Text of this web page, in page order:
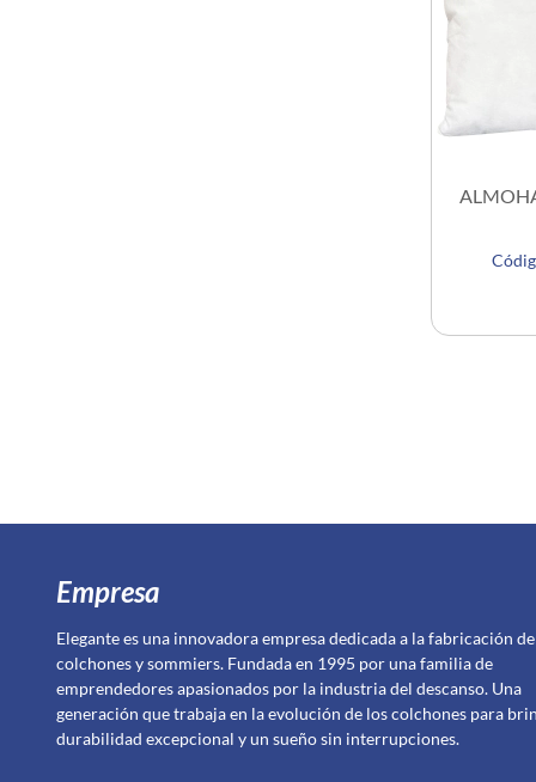
Empresa
Elegante es una innovadora empresa dedicada a la fabricación de
colchones y sommiers. Fundada en 1995 por una familia de
emprendedores apasionados por la industria del descanso. Una
generación que trabaja en la evolución de los colchones para
durabilidad excepcional y un sueño sin interrupciones.